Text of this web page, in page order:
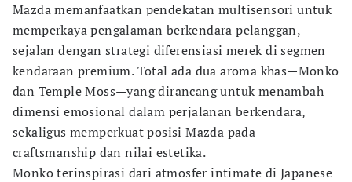
Mazda memanfaatkan pendekatan multisensori untuk
memperkaya pengalaman berkendara pelanggan,
sejalan dengan strategi diferensiasi merek di segmen
kendaraan premium. Total ada dua aroma khas—Monko
dan Temple Moss—yang dirancang untuk menambah
dimensi emosional dalam perjalanan berkendara,
sekaligus memperkuat posisi Mazda pada
craftsmanship dan nilai estetika.
Monko terinspirasi dari atmosfer intimate di Japanese